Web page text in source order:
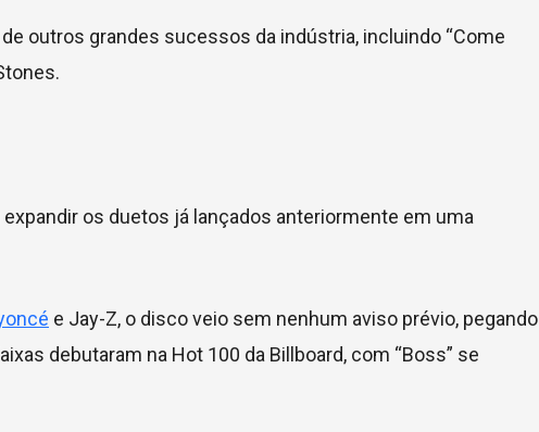
outros grandes sucessos da indústria, incluindo “Come
os duetos já lançados anteriormente em uma
e Jay-Z, o disco veio sem nenhum aviso prévio, pegando
debutaram na Hot 100 da Billboard, com “Boss” se